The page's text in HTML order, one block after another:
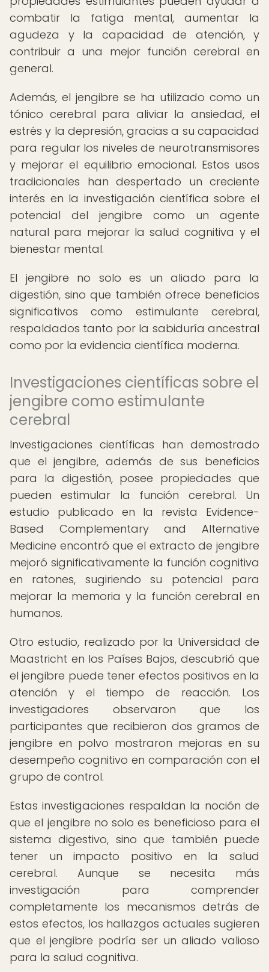
combatir la fatiga mental, aumentar la
agudeza y la capacidad de atención, y
contribuir a una mejor función cerebral en
general.
Además, el jengibre se ha utilizado como un
tónico cerebral para aliviar la ansiedad, el
estrés y la depresión, gracias a su capacidad
para regular los niveles de neurotransmisores
y mejorar el equilibrio emocional. Estos usos
tradicionales han despertado un creciente
interés en la investigación científica sobre el
potencial del jengibre como un agente
natural para mejorar la salud cognitiva y el
bienestar mental.
El jengibre no solo es un aliado para la
digestión, sino que también ofrece beneficios
significativos como estimulante cerebral,
respaldados tanto por la sabiduría ancestral
como por la evidencia científica moderna.
Investigaciones científicas sobre el
jengibre como estimulante
cerebral
Investigaciones científicas han demostrado
que el jengibre, además de sus beneficios
para la digestión, posee propiedades que
pueden estimular la función cerebral. Un
estudio publicado en la revista Evidence-
Based Complementary and Alternative
Medicine encontró que el extracto de jengibre
mejoró significativamente la función cognitiva
en ratones, sugiriendo su potencial para
mejorar la memoria y la función cerebral en
humanos.
Otro estudio, realizado por la Universidad de
Maastricht en los Países Bajos, descubrió que
el jengibre puede tener efectos positivos en la
atención y el tiempo de reacción. Los
investigadores observaron que los
participantes que recibieron dos gramos de
jengibre en polvo mostraron mejoras en su
desempeño cognitivo en comparación con el
grupo de control.
Estas investigaciones respaldan la noción de
que el jengibre no solo es beneficioso para el
sistema digestivo, sino que también puede
tener un impacto positivo en la salud
cerebral. Aunque se necesita más
investigación para comprender
completamente los mecanismos detrás de
estos efectos, los hallazgos actuales sugieren
que el jengibre podría ser un aliado valioso
para la salud cognitiva.